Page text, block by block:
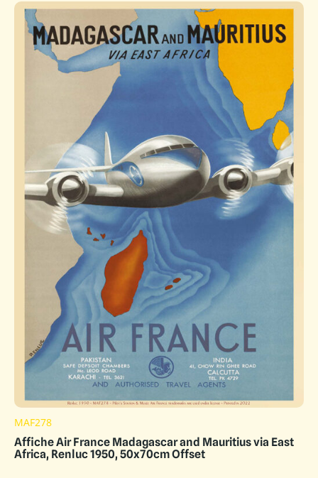
MAF278
Affiche Air France Madagascar and Mauritius via East
Africa, Renluc 1950, 50x70cm Offset